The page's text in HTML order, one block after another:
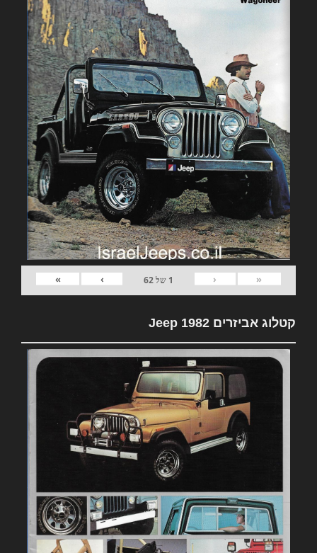
«
‹
1 של62
›
»
קטלוג אביזרים 1982 Jeep